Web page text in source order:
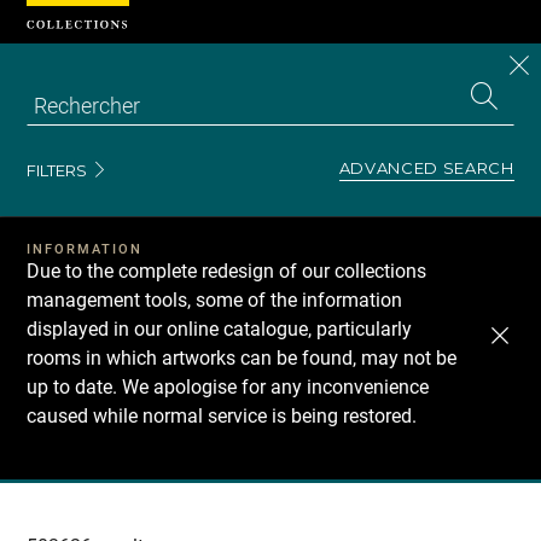
FILTERS ADVANCED SEARCH
INFORMATION
Due to the complete redesign of our collections
management tools, some of the information
displayed in our online catalogue, particularly
rooms in which artworks can be found, may not be
up to date. We apologise for any inconvenience
caused while normal service is being restored.
Recherche
Cookies management panel